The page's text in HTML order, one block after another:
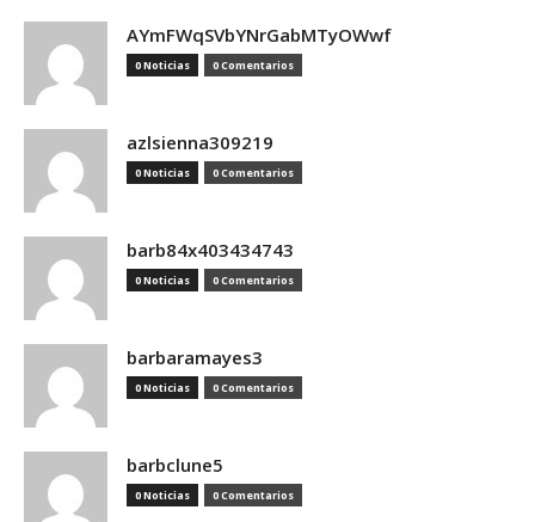
AYmFWqSVbYNrGabMTyOWwf
0 Noticias 0 Comentarios
azlsienna309219
0 Noticias 0 Comentarios
barb84x403434743
0 Noticias 0 Comentarios
barbaramayes3
0 Noticias 0 Comentarios
barbclune5
0 Noticias 0 Comentarios